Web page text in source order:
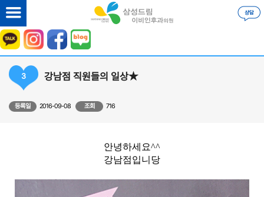
3 강남점 직원들의 일상★
등록일 2016-09-08 조회 716
안녕하세요^^
강남점입니당